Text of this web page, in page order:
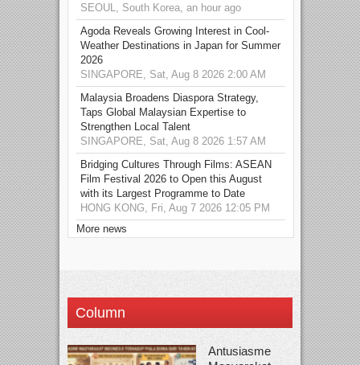
SEOUL, South Korea, an hour ago
Agoda Reveals Growing Interest in Cool-
Weather Destinations in Japan for Summer
2026
SINGAPORE, Sat, Aug 8 2026 2:00 AM
Malaysia Broadens Diaspora Strategy,
Taps Global Malaysian Expertise to
Strengthen Local Talent
SINGAPORE, Sat, Aug 8 2026 1:57 AM
Bridging Cultures Through Films: ASEAN
Film Festival 2026 to Open this August
with its Largest Programme to Date
HONG KONG, Fri, Aug 7 2026 12:05 PM
More news
Column
Antusiasme